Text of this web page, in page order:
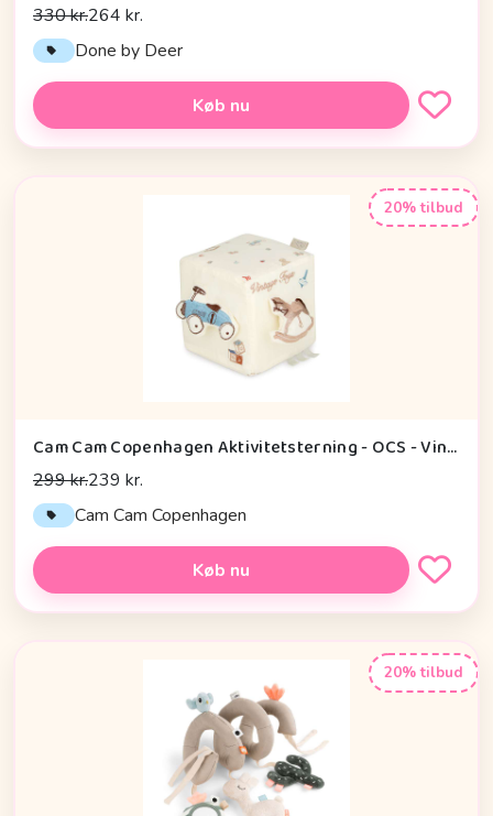
330 kr.264 kr.
Done by Deer
Køb nu
20% tilbud
Cam Cam Copenhagen Aktivitetsterning - OCS - Vintage Toys
299 kr.239 kr.
Cam Cam Copenhagen
Køb nu
20% tilbud